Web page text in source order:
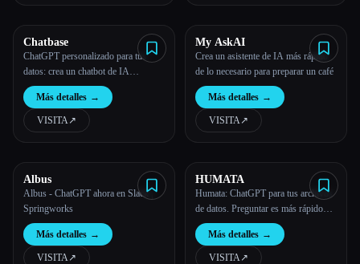
Acerca de
Esc
Chatbase
ChatGPT personalizado para tus
datos: crea un chatbot de IA
entrenado en tus datos
Más detalles →
VISITA↗︎
My AskAI
Crea un asistente de IA más rápido
de lo necesario para preparar un café
Más detalles →
VISITA↗︎
Albus
Albus - ChatGPT ahora en Slack |
Springworks
Más detalles →
VISITA↗︎
HUMATA
Humata: ChatGPT para tus archivos
de datos. Preguntar es más rápido
que hojear.
Más detalles →
VISITA↗︎